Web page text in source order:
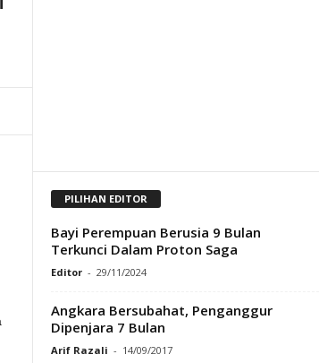
PILIHAN EDITOR
Bayi Perempuan Berusia 9 Bulan
Terkunci Dalam Proton Saga
Editor - 29/11/2024
Angkara Bersubahat, Penganggur
Dipenjara 7 Bulan
Arif Razali - 14/09/2017